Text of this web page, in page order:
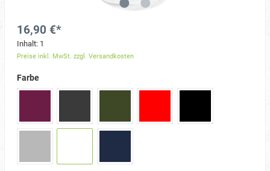
16,90 €*
Inhalt: 1
Preise inkl. MwSt. zzgl. Versandkosten
Farbe